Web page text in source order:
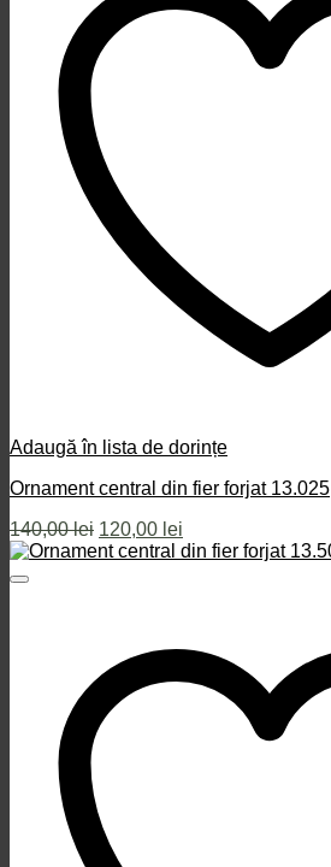
Adaugă în lista de dorințe
Ornament central din fier forjat 13.025
140,00lei Prețul
inițial
120,00 lei
curent